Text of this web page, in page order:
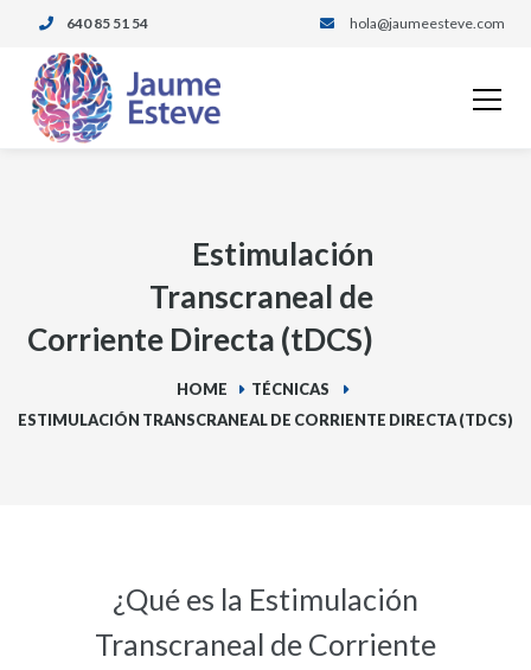
640 85 51 54 hola@jaumeesteve.com
Estimulación
Transcraneal de
Corriente Directa (tDCS)
HOME
TÉCNICAS
ESTIMULACIÓN TRANSCRANEAL DE CORRIENTE DIRECTA (TDCS)
¿Qué es la Estimulación
Transcraneal de Corriente